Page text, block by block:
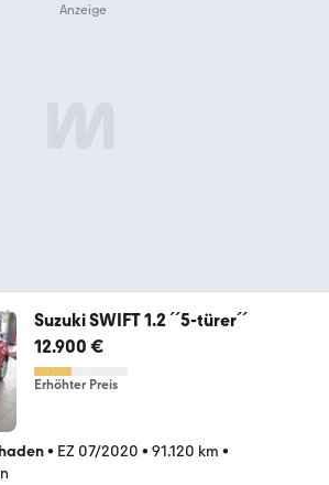
Suzuki SWIFT 1.2 ´´5-türer´´
12.900 €
Erhöhter Preis
• EZ 07/2020 • 91.120 km •